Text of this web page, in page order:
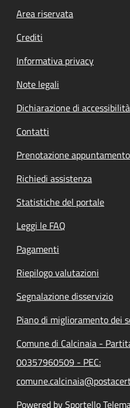
Footer menu
Area riservata
Crediti
Informativa privacy
Note legali
Dichiarazione di accessibilità
Contatti
Prenotazione appuntamento
Richiedi assistenza
Statistiche del portale
Leggi le FAQ
Pagamenti
Riepilogo valutazioni
Segnalazione disservizio
Piano di miglioramento dei
Comune di Calcinaia -
00357960509 - PEC:
Powered by Sportello